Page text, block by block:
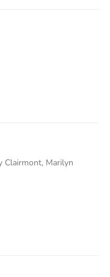
Clairmont, Marilyn